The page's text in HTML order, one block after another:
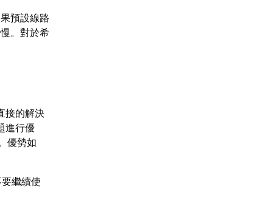
預設線路
。對於希
接的解決
進行優
優勢如
繼續使